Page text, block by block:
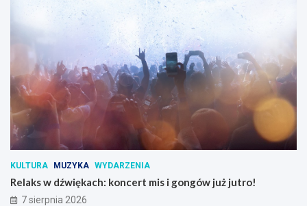
KULTURA MUZYKA WYDARZENIA
Relaks w dźwiękach: koncert mis i gongów już jutro!
7 sierpnia 2026